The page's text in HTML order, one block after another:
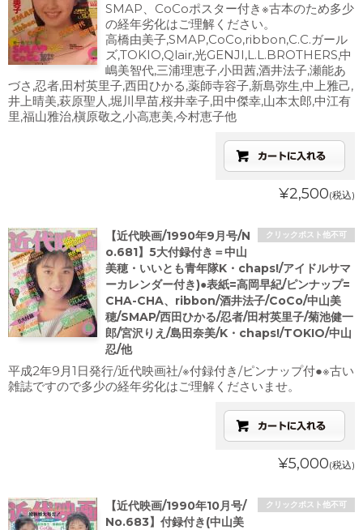
SMAP、CoCoポスター付き※古本のため多少
の経年劣化はご理解ください。
高橋由美子,SMAP,CoCo,ribbon,C.C.ガール
ズ,TOKIO,Qlair,光GENJI,L.L.BROTHERS,中
嶋美智代,三浦理恵子,小田茜,酒井法子,瀬能あ
づさ,忍者,田村英里子,西田ひかる,薬師寺容子,新島弥生,中上雅己,
井上晴美,萩原聖人,堀川早苗,桜井幸子,田中傑幸,山本太郎,中江有
里,福山雅治,槇原敬之,小高恵美,今村恵子他
¥2,500(税込)
クリックポスト他不可
【近代映画/1990年9月号/N
o.681】5大付録付き＝中山
美穂・いいとも青年隊K・chaps!/アイドルサマ
ーカレンダー付き)●表紙=高岡早紀/ピンナップ=
CHA-CHA、ribbon/酒井法子/CoCo/中山美
穂/SMAP/西田ひかる/忍者/田村英里子/菊池健一
郎/宮沢りえ/島田奈美/K・chaps!/TOKIO/中山
忍/他
平成2年9月1日発行/近代映画社/※付録付き/ピンナップ付●※古い
雑誌ですので多少の経年劣化はご理解くださいませ。
¥5,000(税込)
クリックポスト他不可
【近代映画/1990年10月号/
No.683】付録付き(中山美